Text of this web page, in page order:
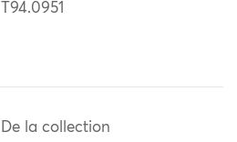
T94.0951
De la collection